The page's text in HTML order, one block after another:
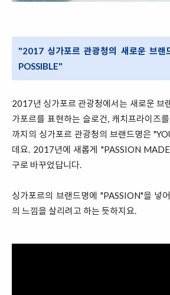
"2017 싱가포르 관광청의 새로운 브랜
POSSIBLE"
2017년 싱가포르 관광청에서는 새로운 브
가포르를 표현하는 슬로건, 캐치프라이즈
까지의 싱가포르 관광청의 브랜드명은
데요. 2017년에 새롭게 "PASSION
구로 바꾸었답니다.
싱가포르의 브랜드명에 "PASSION"을 넣
의 느낌을 살리려고 하는 듯하지요.